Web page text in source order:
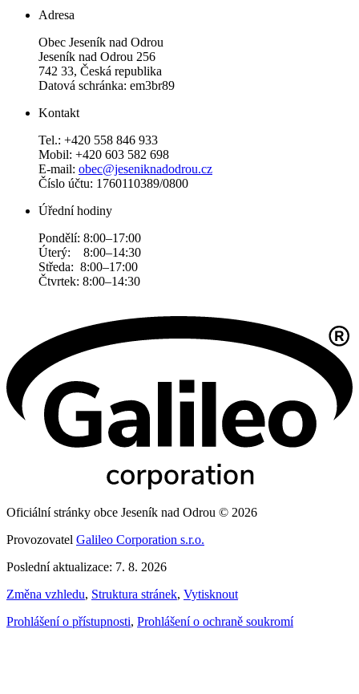
Adresa
Obec Jeseník nad Odrou
Jeseník nad Odrou 256
742 33, Česká republika
Datová schránka: em3br89
Kontakt
Tel.: +420 558 846 933
Mobil: +420 603 582 698
E-mail: obec@jeseniknadodrou.cz
Číslo účtu: 1760110389/0800
Úřední hodiny
Pondělí: 8:00–17:00
Úterý: 8:00–14:30
Středa: 8:00–17:00
Čtvrtek: 8:00–14:30
Oficiální stránky obce Jeseník nad Odrou © 2026
Provozovatel Galileo Corporation s.r.o.
Poslední aktualizace: 7. 8. 2026
Změna vzhledu, Struktura stránek, Vytisknout
Prohlášení o přístupnosti, Prohlášení o ochraně soukromí